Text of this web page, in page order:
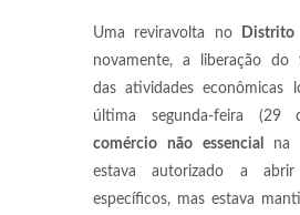
Uma reviravolta no Distrito
novamente, a liberação do
das atividades econômicas
última segunda-feira (29
comércio não essencial
na
estava autorizado a
específicos, mas estava